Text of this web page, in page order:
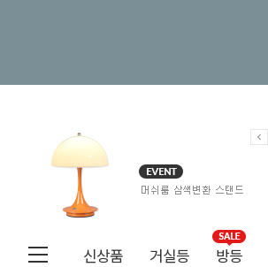
신상품 거실등 방등